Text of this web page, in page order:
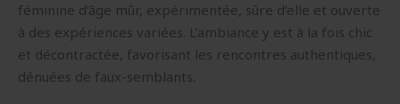
féminine d’âge mûr, expérimentée, sûre d’elle et ouverte
à des expériences variées. L’ambiance y est à la fois chic
et décontractée, favorisant les rencontres authentiques,
dénuées de faux-semblants.